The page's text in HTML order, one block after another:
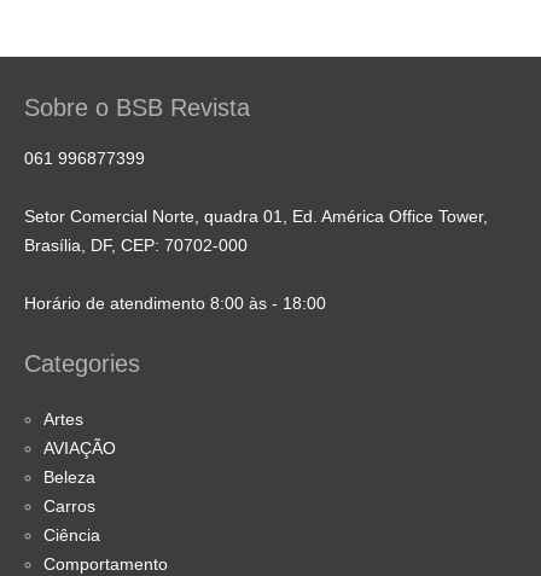
Sobre o BSB Revista
061 996877399
Setor Comercial Norte, quadra 01, Ed. América Office Tower,
Brasília, DF, CEP: 70702-000
Horário de atendimento 8:00 às - 18:00
Categories
Artes
AVIAÇÃO
Beleza
Carros
Ciência
Comportamento